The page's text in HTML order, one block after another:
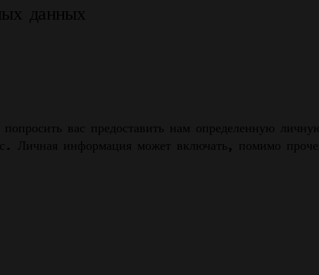
данных
вас предоставить нам определенную
Личная информация может включать, помимо